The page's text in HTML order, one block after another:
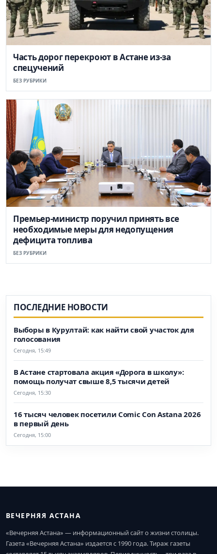
Часть дорог перекроют в Астане из-за
спецучений
БЕЗ РУБРИКИ
Премьер-министр поручил принять все
необходимые меры для недопущения
дефицита топлива
БЕЗ РУБРИКИ
ПОСЛЕДНИЕ НОВОСТИ
Выборы в Курултай: как найти свой участок для
голосования
Сегодня, 15:49
В Астане стартовала акция «Дорога в школу»:
помощь получат свыше 8,5 тысячи детей
Сегодня, 15:30
16 тысяч человек посетили Comic Con Astana 2026
в первый день
Сегодня, 15:00
ВЕЧЕРНЯЯ АСТАНА
«Вечерняя Астана» — информационный сайт о жизни столицы.
Газета «Вечерняя Астана» издается с 1990 года. Тираж газеты